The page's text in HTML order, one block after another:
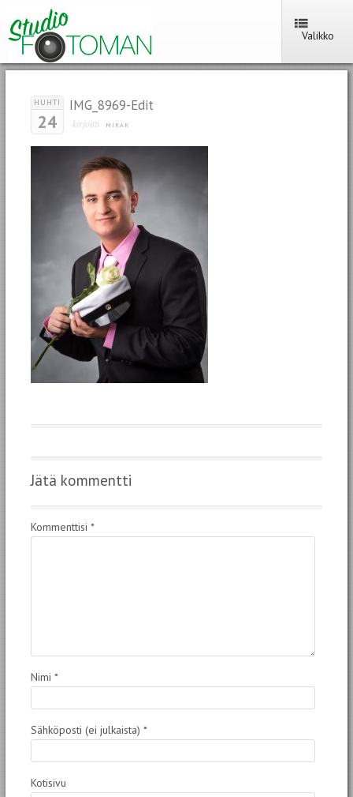
Valikko
HUHTI
24
IMG_8969-Edit
kirjoitti MIKAK
Jätä kommentti
Kommenttisi *
Nimi *
Sähköposti (ei julkaista) *
Kotisivu